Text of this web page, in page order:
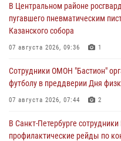
В Центральном районе
пугавшего пневматическим
Казанского собора
07 августа 2026, 09:36 1
Сотрудники ОМОН "Бастион"
футболу в преддверии Дня
07 августа 2026, 07:44 2
В Санкт-Петербурге
профилактические рейды по